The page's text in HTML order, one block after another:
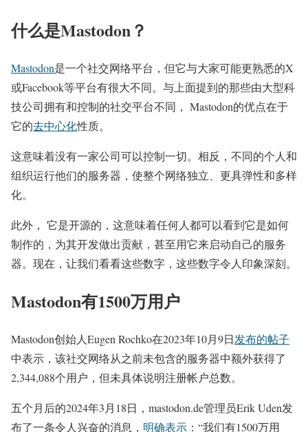
什么是Mastodon？
Mastodon是一个社交网络平台，但它与大家可能更熟悉的X
或Facebook等平台有很大不同。与上面提到的那些由大型科
技公司拥有和控制的社交平台不同， Mastodon的优点在于
它的去中心化性质。
这意味着没有一家公司可以控制一切。相反，不同的个人和
组织运行他们的服务器，使整个网络独立、更具弹性和多样
化。
此外， 它是开源的，这意味着任何人都可以看到它是如何
制作的，为其开发做出贡献，甚至用它来启动自己的服务
器。现在，让我们看看这些数字，这些数字令人印象深刻。
Mastodon有1500万用户
Mastodon创始人Eugen Rochko在2023年10月9日发布的帖子
中表示，该社交网络从之前未包含的服务器中额外获得了
2,344,088个用户，但未具体说明注册帐户总数。
五个月后的2024年3月18日，mastodon.de管理员Erik Uden发
布了一条令人兴奋的消息， 明确表示 ：“我们有1500万用